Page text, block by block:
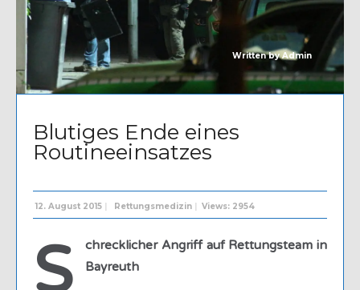
Written byAdmin
Blutiges Ende eines
Routineeinsatzes
12. August 2015 Rettungsmedizin Views: 2954
S
chrecklicher Angriff auf Rettungsteam in
Bayreuth